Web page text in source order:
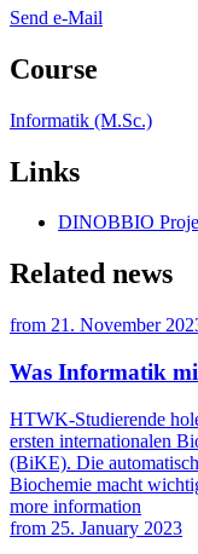
Send e-Mail
Course
Informatik (M.Sc.)
Links
DINOBBIO
Related news
from 21. November
Was Informatik
HTWK-Studierende
ersten internationalen
(BiKE). Die
Biochemie macht
more information
from 25. January 2023